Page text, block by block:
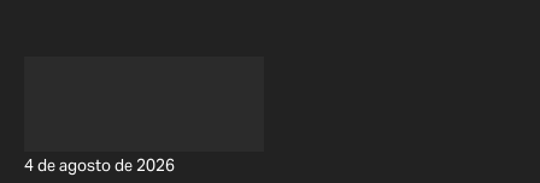
4 de agosto de 2026